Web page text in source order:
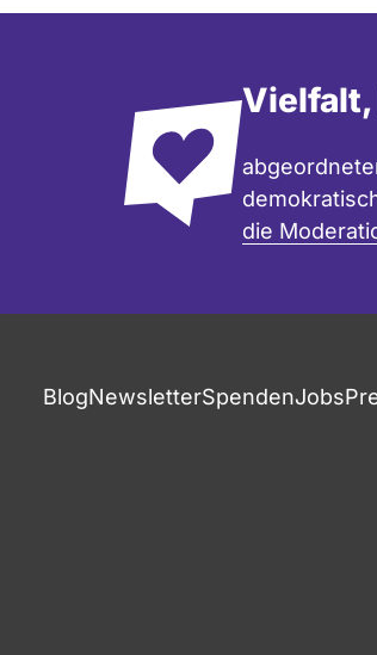
Vielfalt,
die
BlogNewsletterSpendenJobs